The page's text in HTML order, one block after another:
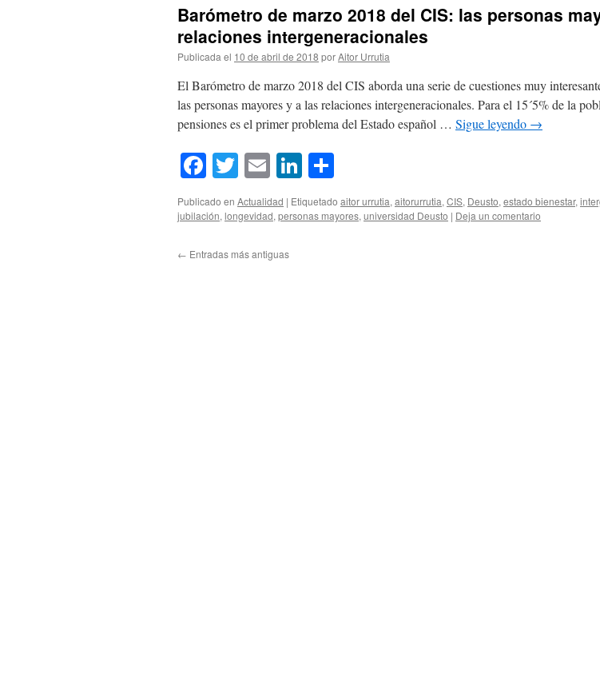
Barómetro de marzo 2018 del CIS: las personas
relaciones intergeneracionales
Publicada el 10 de abril de 2018 porAitor Urrutia
El Barómetro de marzo 2018 del CIS aborda una serie de cuestiones muy
las personas mayores y a las relaciones intergeneracionales. Para el 15´5% de la
pensiones es el primer problema del Estado español … Sigue leyendo →
Facebook
Twitter
EmailLinkedIn
Publicado en Actualidad | Etiquetado aitor urrutia, aitorurrutia, CIS, Deusto, estado bienestar,
jubilación, longevidad, personas mayores, universidad Deusto | Deja un comentario
← Entradas más antiguas